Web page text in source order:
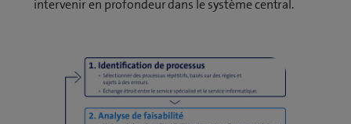
intervenir en profondeur dans le système central.